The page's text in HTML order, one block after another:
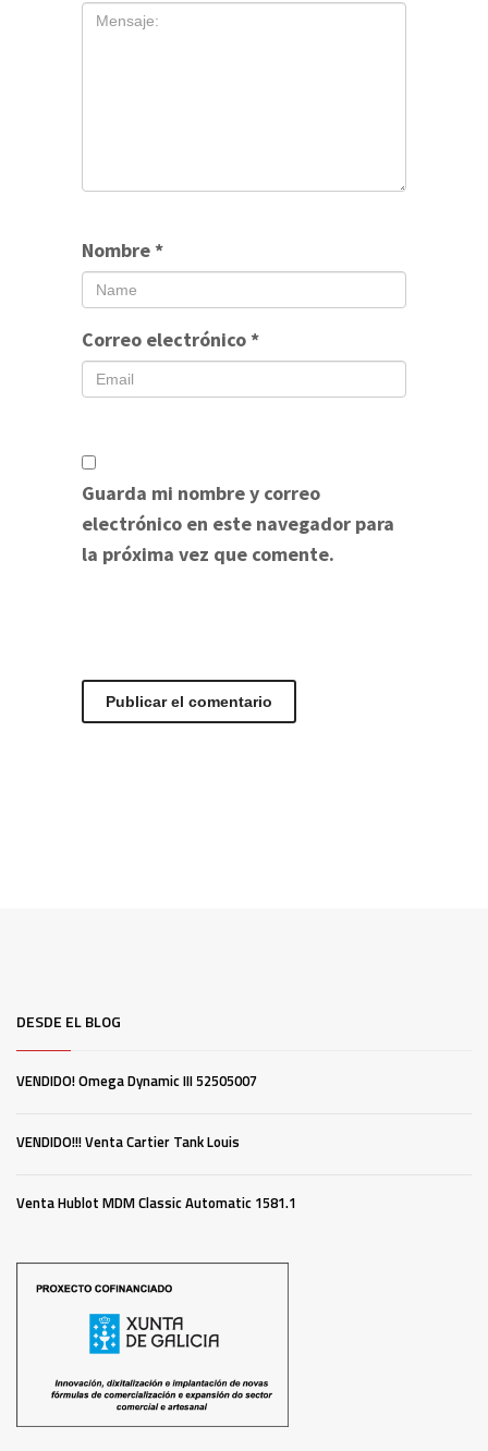
Nombre*
Correo electrónico*
Guarda mi nombre y correo
electrónico en este navegador para
la próxima vez que comente.
DESDE EL BLOG
VENDIDO! Omega Dynamic III 52505007
VENDIDO!!! Venta Cartier Tank Louis
Venta Hublot MDM Classic Automatic 1581.1